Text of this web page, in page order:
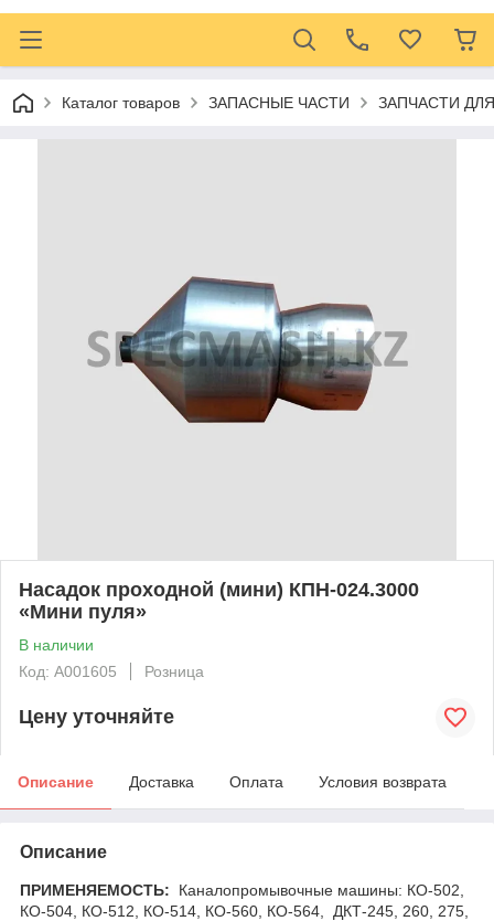
Каталог товаров ЗАПАСНЫЕ ЧАСТИ ЗАПЧАСТИ
Насадок проходной (мини) КПН-024.3000
«Мини пуля»
В наличии
Код: А001605
Розница
Цену уточняйте
Описание Доставка Оплата Условия возврата
Описание
ПРИМЕНЯЕМОСТЬ: Каналопромывочные машины: КО-502,
КО-504, КО-512, КО-514, КО-560, КО-564, ДКТ-245, 260, 275,